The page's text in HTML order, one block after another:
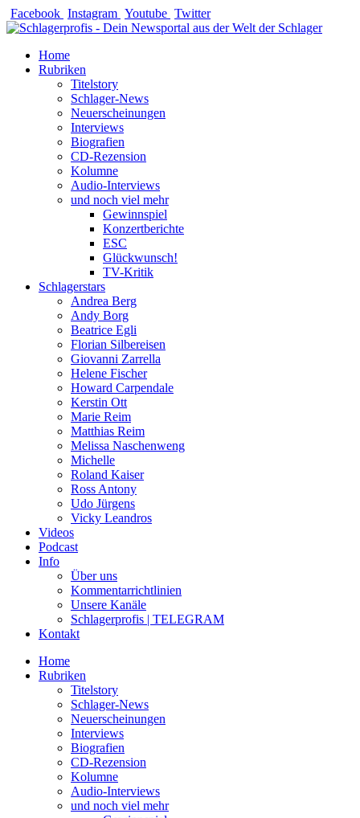
Zum
Inhalt
Facebook Instagram Youtube Twitter
Home
Rubriken
Titelstory
Schlager-News
Neuerscheinungen
Interviews
Biografien
CD-Rezension
Kolumne
Audio-Interviews
und noch viel mehr
Gewinnspiel
Konzertberichte
ESC
Glückwunsch!
TV-Kritik
Schlagerstars
Andrea Berg
Andy Borg
Beatrice Egli
Florian Silbereisen
Giovanni Zarrella
Helene Fischer
Howard Carpendale
Kerstin Ott
Marie Reim
Matthias Reim
Melissa Naschenweng
Michelle
Roland Kaiser
Ross Antony
Udo Jürgens
Vicky Leandros
Videos
Podcast
Info
Über uns
Kommentarrichtlinien
Unsere Kanäle
Schlagerprofis | TELEGRAM
Kontakt
Home
Rubriken
Titelstory
Schlager-News
Neuerscheinungen
Interviews
Biografien
CD-Rezension
Kolumne
Audio-Interviews
und noch viel mehr